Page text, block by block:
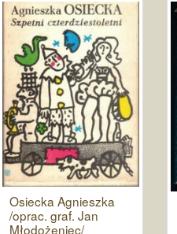
Osiecka Agnieszka
/oprac. graf. Jan
Młodożeniec/